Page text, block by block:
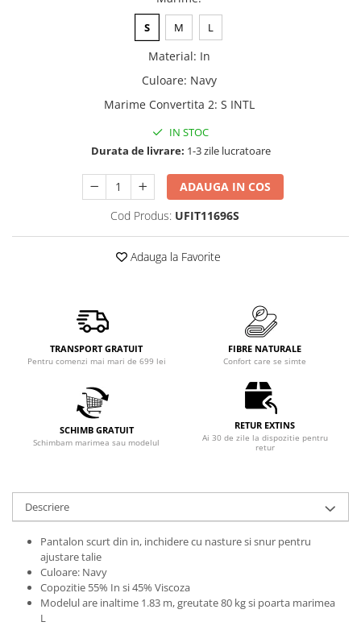
S M L
Material: In
Culoare: Navy
Marime Convertita 2: S INTL
IN STOC
Durata de livrare: 1-3 zile lucratoare
ADAUGA IN COS
Cod Produs: UFIT11696S
Adauga la Favorite
TRANSPORT GRATUIT
Pentru comenzi mai mari de 699 lei
FIBRE NATURALE
Confort care se simte
SCHIMB GRATUIT
Schimbam marimea sau modelul
RETUR EXTINS
Ai 30 de zile la dispozitie pentru
retur
Descriere
Pantalon scurt din in, inchidere cu nasture si snur pentru
ajustare talie
Culoare: Navy
Copozitie 55% In si 45% Viscoza
Modelul are inaltime 1.83 m, greutate 80 kg si poarta marimea
L